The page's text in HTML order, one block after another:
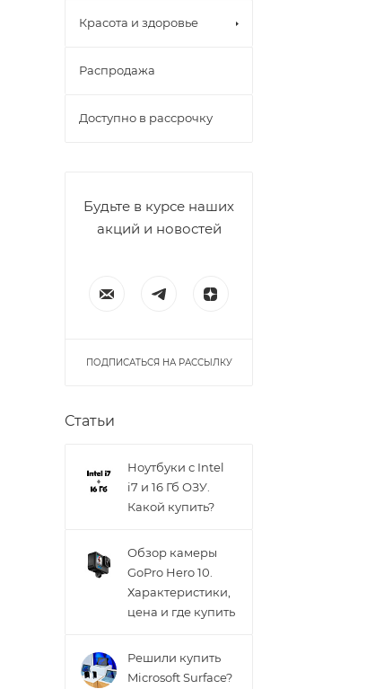
Красота и здоровье
Распродажа
Доступно в рассрочку
Будьте в курсе наших
акций и новостей
ПОДПИСАТЬСЯ НА РАССЫЛКУ
Статьи
Ноутбуки с Intel
i7 и 16 Гб ОЗУ.
Какой купить?
Обзор камеры
GoPro Hero 10.
Характеристики,
цена и где купить
Решили купить
Microsoft Surface?